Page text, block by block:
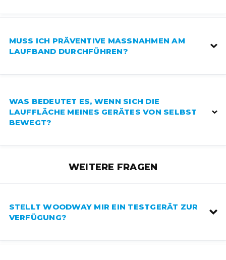
MUSS ICH PRÄVENTIVE MASSNAHMEN AM L
AUFBAND DURCHFÜHREN?
WAS BEDEUTET ES, WENN SICH DIE
LAUFFLÄCHE MEINES GERÄTES VON SELBST
BEWEGT?
WEITERE FRAGEN
STELLT WOODWAY MIR EIN TESTGERÄT ZUR
VERFÜGUNG?